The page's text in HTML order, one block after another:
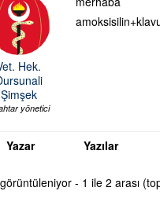
Hek.
Şimşek
yönetici
Yazar Yazılar
- 1 ile 2 arası